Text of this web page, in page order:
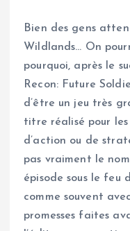
Bien des gens
Wildlands… On
pourquoi, après le
Recon: Future
d’être un jeu très
titre réalisé pour
d’action ou de
pas vraiment le
épisode sous le feu
comme souvent
promesses faites